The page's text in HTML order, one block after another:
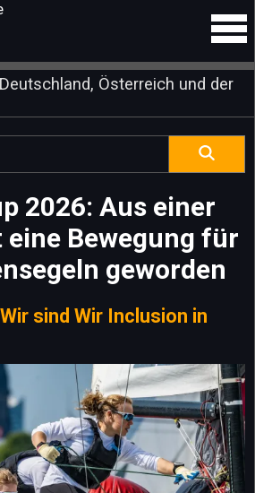
Österreich und der
2026: Aus einer
eine Bewegung für
geworden
Wir sind Wir Inclusion in